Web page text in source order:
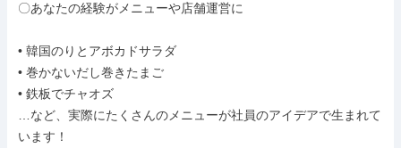
〇あなたの経験がメニューや店舗運営に
• 韓国のりとアボカドサラダ
• 巻かないだし巻きたまご
• 鉄板でチャオズ
…など、実際にたくさんのメニューが社員のアイデアで生まれて
います！